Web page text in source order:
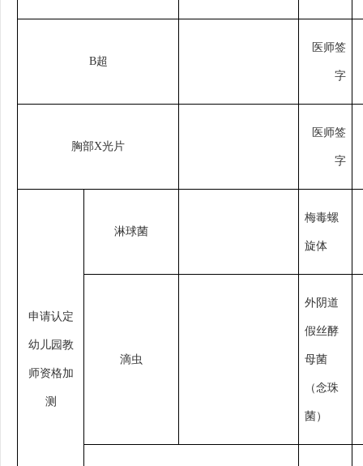
B超
医师签
字
胸部X光片
医师签
字
申请认定
幼儿园教
师资格加
测
淋球菌
梅毒螺
旋体
滴虫
外阴道
假丝酵
母菌
（念珠
菌）